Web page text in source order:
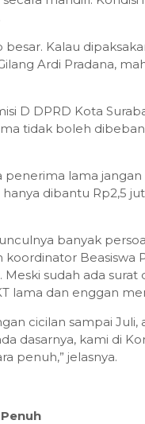
besar. Kalau
Ardi Pradana,
D DPRD Kota
tidak boleh
penerima lama
dibantu Rp2,5
banyak
Beasiswa
sudah ada surat
lama dan enggan
cicilan sampai Juli,
dasarnya, kami di
penuh,” jelasnya.